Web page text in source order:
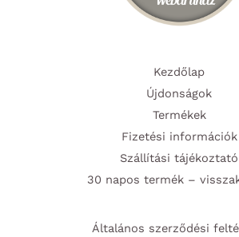
Kezdőlap
Újdonságok
Termékek
Fizetési információk
Szállítási tájékoztató
30 napos termék –
Általános szerződési